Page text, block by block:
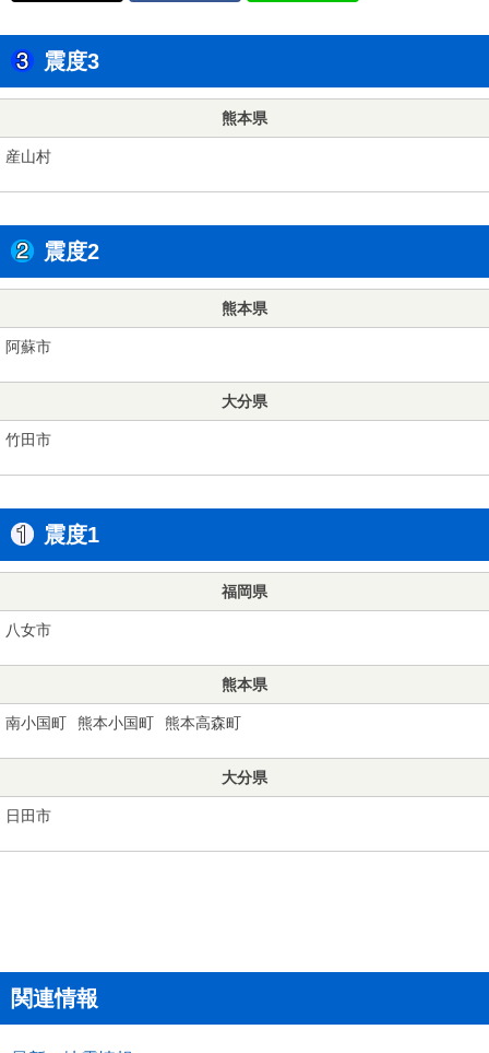
震度3
熊本県
産山村
震度2
熊本県
阿蘇市
大分県
竹田市
震度1
福岡県
八女市
熊本県
南小国町 熊本小国町 熊本高森町
大分県
日田市
関連情報